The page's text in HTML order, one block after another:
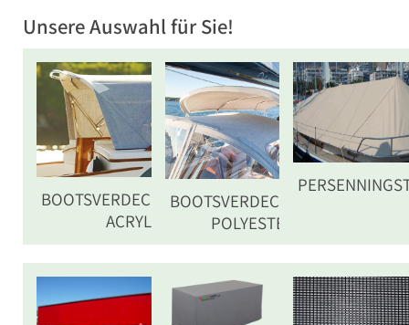
Unsere Auswahl für Sie!
BOOTSVERDECKSTOFFE
ACRYL
BOOTSVERDECKSTOFF
POLYESTER